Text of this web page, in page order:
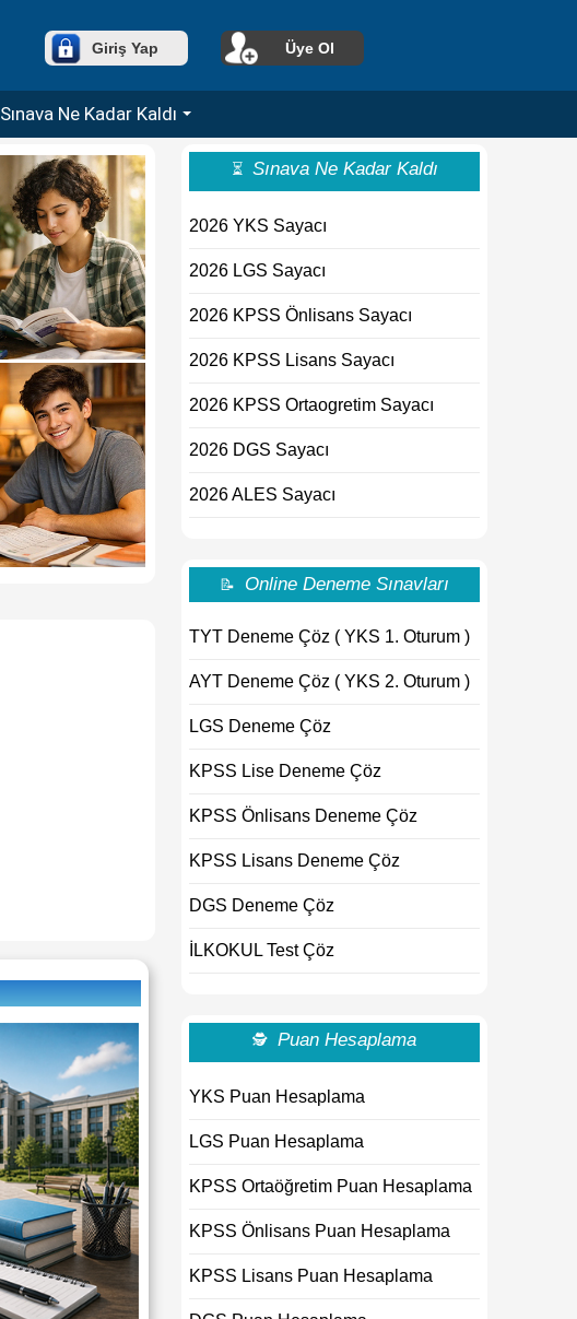
Giriş Yap Üye Ol
Sınava Ne Kadar Kaldı
⏳ Sınava Ne Kadar Kaldı
2026 YKS Sayacı
2026 LGS Sayacı
2026 KPSS Önlisans Sayacı
2026 KPSS Lisans Sayacı
2026 KPSS Ortaogretim Sayacı
2026 DGS Sayacı
2026 ALES Sayacı
📝 Online Deneme Sınavları
TYT Deneme Çöz ( YKS 1. Oturum )
AYT Deneme Çöz ( YKS 2. Oturum )
LGS Deneme Çöz
KPSS Lise Deneme Çöz
KPSS Önlisans Deneme Çöz
KPSS Lisans Deneme Çöz
DGS Deneme Çöz
İLKOKUL Test Çöz
🕵 Puan Hesaplama
YKS Puan Hesaplama
LGS Puan Hesaplama
KPSS Ortaöğretim Puan Hesaplama
KPSS Önlisans Puan Hesaplama
KPSS Lisans Puan Hesaplama